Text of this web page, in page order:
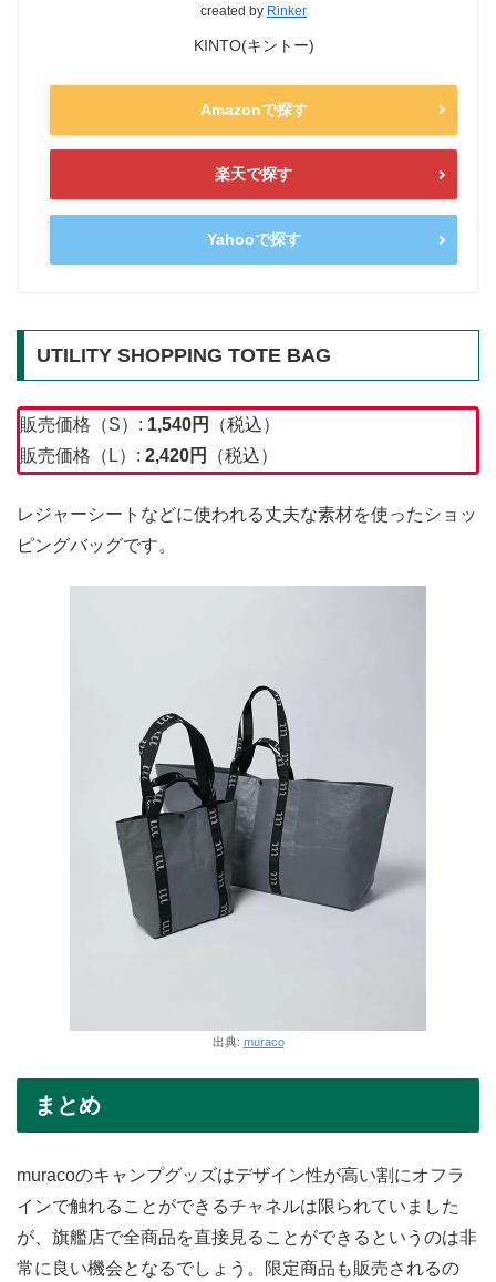
created by Rinker
KINTO(キントー)
Amazonで探す
楽天で探す
Yahooで探す
UTILITY SHOPPING TOTE BAG
販売価格（S）: 1,540円
（税込）
販売価格（L）: 2,420円 （税込）
レジャーシートなどに使われる丈夫な素材を使ったショッ
ピングバッグです。
出典: muraco
まとめ
muracoのキャンプグッズはデザイン性が高い割にオフラ
インで触れることができるチャネルは限られていました
が、旗艦店で全商品を直接見ることができるというのは非
常に良い機会となるでしょう。限定商品も販売されるの